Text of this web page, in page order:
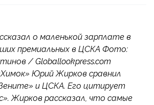
о маленькой зарплате в
премиальных в ЦСКА Фото:
/ Globallookpress.com
Юрий Жирков сравнил
и ЦСКА. Его цитирует
Жирков рассказал, что самые